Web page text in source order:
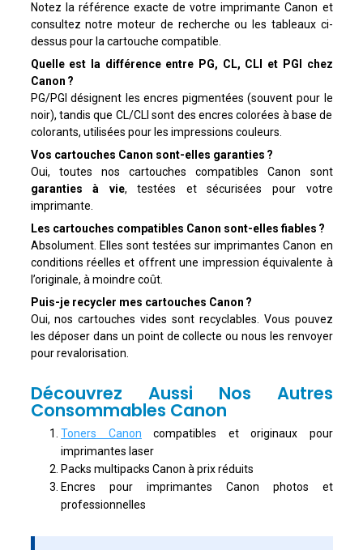
Notez la référence exacte de votre imprimante Canon et
consultez notre moteur de recherche ou les tableaux ci-
dessus pour la cartouche compatible.
Quelle est la différence entre PG, CL, CLI et PGI chez
Canon ?
PG/PGI désignent les encres pigmentées (souvent pour le
noir), tandis que CL/CLI sont des encres colorées à base de
colorants, utilisées pour les impressions couleurs.
Vos cartouches Canon sont-elles garanties ?
Oui, toutes nos cartouches compatibles Canon sont
garanties à vie, testées et sécurisées pour votre
imprimante.
Les cartouches compatibles Canon sont-elles fiables ?
Absolument. Elles sont testées sur imprimantes Canon en
conditions réelles et offrent une impression équivalente à
l’originale, à moindre coût.
Puis-je recycler mes cartouches Canon ?
Oui, nos cartouches vides sont recyclables. Vous pouvez
les déposer dans un point de collecte ou nous les renvoyer
pour revalorisation.
Découvrez Aussi Nos Autres
Consommables Canon
Toners Canon compatibles et originaux pour
imprimantes laser
Packs multipacks Canon à prix réduits
Encres pour imprimantes Canon photos et
professionnelles